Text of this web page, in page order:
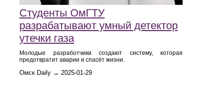
Студенты ОмГТУ
разрабатывают умный детектор
утечки газа
Молодые разработчики создают систему, которая
предотвратит аварии и спасёт жизни.
Омск Daily → 2025-01-29